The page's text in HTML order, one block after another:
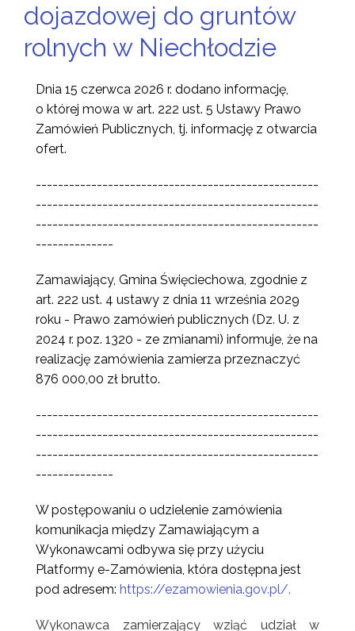
dojazdowej do gruntów
rolnych w Niechłodzie
Dnia 15 czerwca 2026 r. dodano informację,
o której mowa w art. 222 ust. 5 Ustawy Prawo
Zamówień Publicznych, tj. informację z otwarcia
ofert.
---------------------------------------------------
---------------------------------------------------
---------------------------------------------------
--------------
Zamawiający, Gmina Święciechowa, zgodnie z
art. 222 ust. 4 ustawy z dnia 11 września 2029
roku - Prawo zamówień publicznych (Dz. U. z
2024 r. poz. 1320 - ze zmianami) informuje, że na
realizację zamówienia zamierza przeznaczyć
876 000,00 zł brutto.
---------------------------------------------------
---------------------------------------------------
---------------------------------------------------
--------------
W postępowaniu o udzielenie zamówienia
komunikacja między Zamawiającym a
Wykonawcami odbywa się przy użyciu
Platformy e-Zamówienia, która dostępna jest
pod adresem: https://ezamowienia.gov.pl/.
Wykonawca zamierzający wziąć udział w